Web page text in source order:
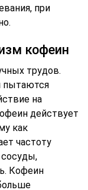
при
кофеин
трудов.
пытаются
на
действует
как
частоту
Кофеин